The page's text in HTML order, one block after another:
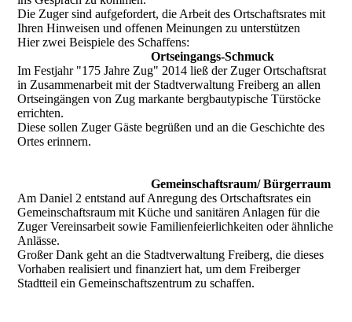
Die Zuger sind aufgefordert, die Arbeit des Ortschaftsrates mit
Ihren Hinweisen und offenen Meinungen zu unterstützen
Hier zwei Beispiele des Schaffens:
Ortseingangs-Schmuck
Im Festjahr "175 Jahre Zug" 2014 ließ der Zuger Ortschaftsrat
in Zusammenarbeit mit der Stadtverwaltung Freiberg an allen
Ortseingängen von Zug markante bergbautypische Türstöcke
errichten.
Diese sollen Zuger Gäste begrüßen und an die Geschichte des
Ortes erinnern.
Gemeinschaftsraum/ Bürgerraum
Am Daniel 2 entstand auf Anregung des Ortschaftsrates ein
Gemeinschaftsraum mit Küche und sanitären Anlagen für die
Zuger Vereinsarbeit sowie Familienfeierlichkeiten oder ähnliche
Anlässe.
Großer Dank geht an die Stadtverwaltung Freiberg, die dieses
Vorhaben realisiert und finanziert hat, um dem Freiberger
Stadtteil ein Gemeinschaftszentrum zu schaffen.